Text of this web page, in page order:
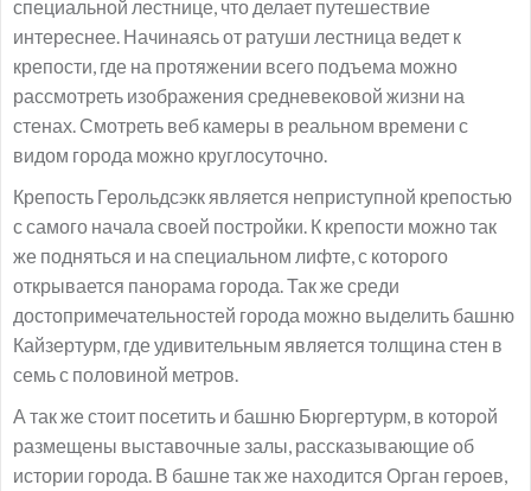
специальной лестнице, что делает путешествие
интереснее. Начинаясь от ратуши лестница ведет к
крепости, где на протяжении всего подъема можно
рассмотреть изображения средневековой жизни на
стенах. Смотреть веб камеры в реальном времени с
видом города можно круглосуточно.
Крепость Герольдсэкк является неприступной крепостью
с самого начала своей постройки. К крепости можно так
же подняться и на специальном лифте, с которого
открывается панорама города. Так же среди
достопримечательностей города можно выделить башню
Кайзертурм, где удивительным является толщина стен в
семь с половиной метров.
А так же стоит посетить и башню Бюргертурм, в которой
размещены выставочные залы, рассказывающие об
истории города. В башне так же находится Орган героев,